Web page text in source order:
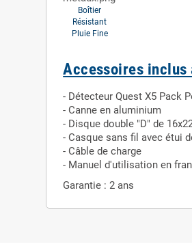
Boîtier
Résistant
Pluie Fine
Accessoires inclus
- Détecteur Quest X5 Pack
- Canne en aluminium
- Disque double "D" de
- Casque sans fil avec étui
- Câble de charge
- Manuel d'utilisation en
Garantie : 2 ans